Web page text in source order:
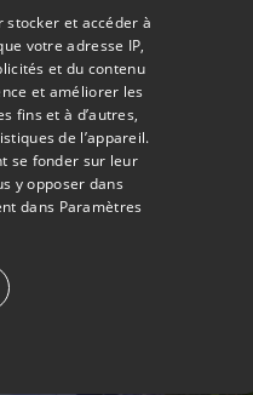
:
est-
stocker et accéder à
votre adresse IP,
et du contenu
et améliorer les
fins et à d’autres,
de l’appareil.
se fonder sur leur
y opposer dans
dans Paramètres